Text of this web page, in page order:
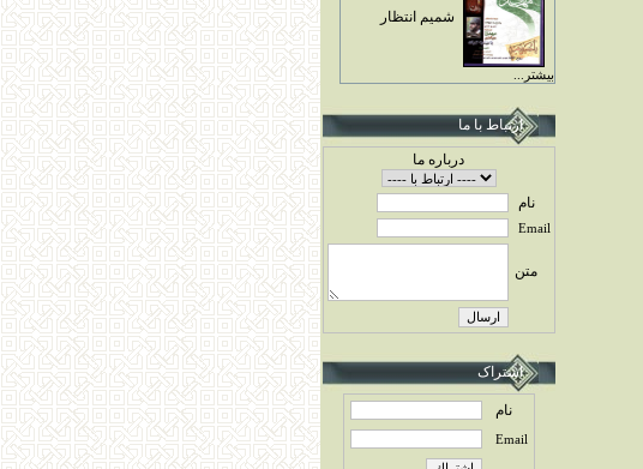
شميم انتظار
بيشتر...
ارتباط با ما
درباره ما
نام
Email
متن
اشتراک
نام
Email